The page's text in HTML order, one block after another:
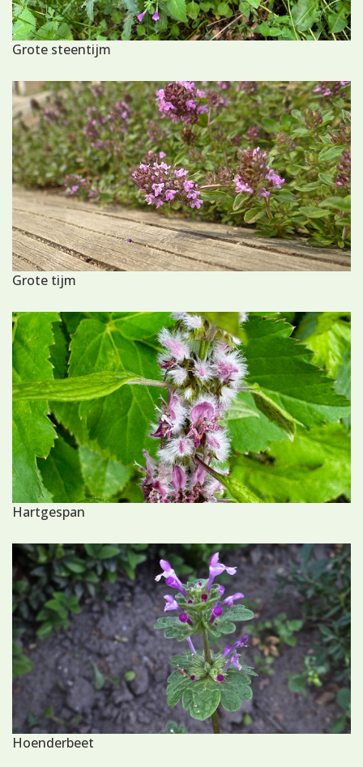
Grote steentijm
Grote tijm
Hartgespan
Hoenderbeet